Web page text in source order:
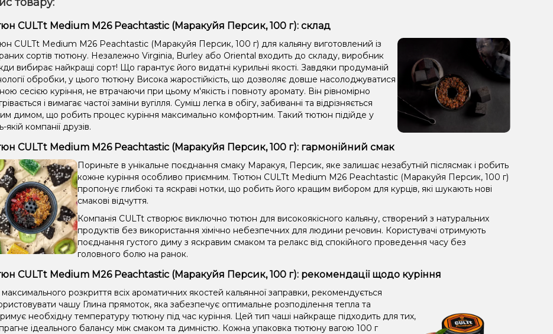
CULTt Medium M26 Peachtastic (Маракуйя Персик, 100 г): склад
CULTt Medium M26 Peachtastic (Маракуйя Персик, 100 г) для кальяну виготовлений із
сортів тютюну. Незалежно Virginia, Burley або Oriental входить до складу, виробник
вибирає найкращі сорт! Що гарантує його видатні курильні якості. Завдяки продуманій
обробки, у цього тютюну Висока жаростійкість, що дозволяє довше насолоджуватися
сесією куріння, не втрачаючи при цьому м'якість і повноту аромату. Він рівномірно
і вимагає частої заміни вугілля. Суміш легка в обігу, забиванні та відрізняється
димом, що робить процес куріння максимально комфортним. Такий тютюн підійде у
якій компанії друзів.
CULTt Medium M26 Peachtastic (Маракуйя Персик, 100 г): гармонійний смак
Пориньте в унікальне поєднання смаку Маракуя, Персик, яке залишає незабутній післясмак і робить
кожне куріння особливо приємним. Тютюн CULTt Medium M26 Peachtastic (Маракуйя Персик, 100 г)
пропонує глибокі та яскраві нотки, що робить його кращим вибором для курців, які шукають нові
смакові відчуття.
Компанія CULTt створює виключно тютюн для високоякісного кальяну, створений з натуральних
продуктів без використання хімічно небезпечних для людини речовин. Користувачі отримують
поєднання густого диму з яскравим смаком та релакс від спокійного проведення часу без
головного болю на ранок.
CULTt Medium M26 Peachtastic (Маракуйя Персик, 100 г): рекомендації щодо куріння
розкриття всіх ароматичних якостей кальянної заправки, рекомендується
чашу Глина прямоток, яка забезпечує оптимальне розподілення тепла та
необхідну температуру тютюну під час куріння. Цей тип чаші найкраще підходить для тих,
ідеального балансу між смаком та димністю. Кожна упаковка тютюну вагою 100 г